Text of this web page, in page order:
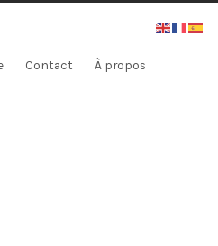
Contact À propos